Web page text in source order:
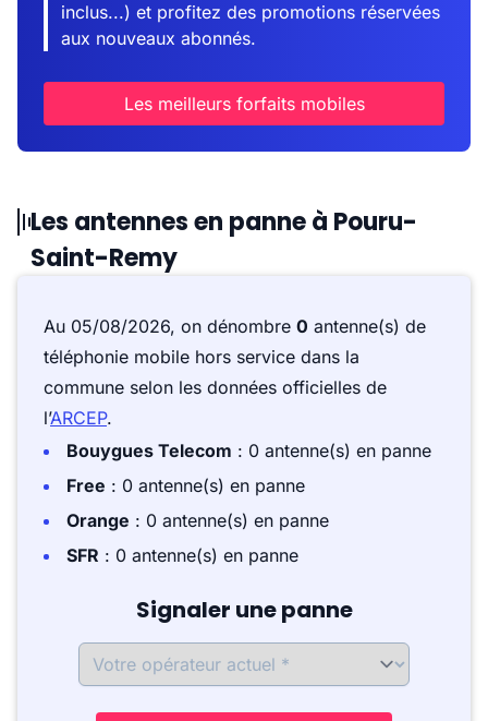
inclus...) et profitez des promotions réservées
aux nouveaux abonnés.
Les meilleurs forfaits mobiles
Les antennes en panne à Pouru-
Saint-Remy
Au 05/08/2026, on dénombre 0 antenne(s) de
téléphonie mobile hors service dans la
commune selon les données officielles de
l’ARCEP.
Bouygues Telecom : 0 antenne(s) en panne
Free : 0 antenne(s) en panne
Orange : 0 antenne(s) en panne
SFR : 0 antenne(s) en panne
Signaler une panne